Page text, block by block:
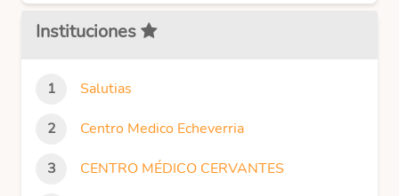
Instituciones
Salutias
Centro Medico Echeverria
CENTRO MÉDICO CERVANTES